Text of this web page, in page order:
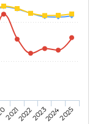
20212022202320242025